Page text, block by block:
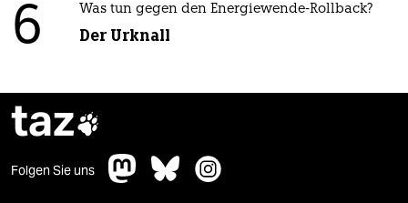
6 Was tun gegen den Energiewende-Rollback?
Der Urknall
taz
Folgen Sie uns